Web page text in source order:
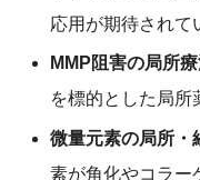
応用が期待されて
MMP阻害の局所
を標的とした局所
微量元素の局所・
素が角化やコラー